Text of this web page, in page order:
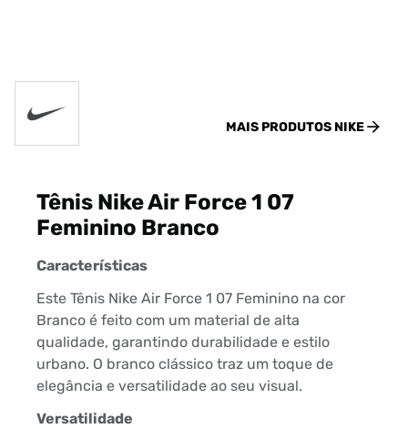
MAIS PRODUTOS NIKE
Tênis Nike Air Force 1 07
Feminino Branco
Características
Este Tênis Nike Air Force 1 07 Feminino na cor
Branco é feito com um material de alta
qualidade, garantindo durabilidade e estilo
urbano. O branco clássico traz um toque de
elegância e versatilidade ao seu visual.
Versatilidade